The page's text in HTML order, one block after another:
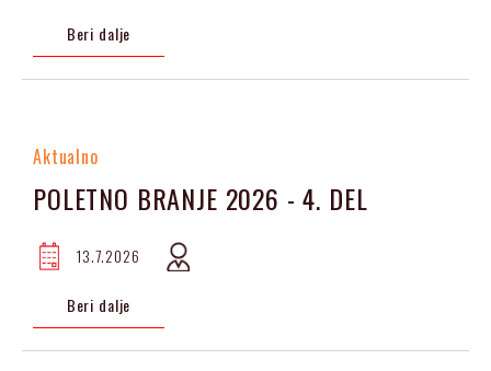
Beri dalje
Aktualno
POLETNO BRANJE 2026 - 4. DEL
13.7.2026
Beri dalje